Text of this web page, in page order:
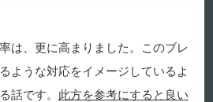
は、更に高まりました。このブレ
ような対応をイメージしているよ
話です。 此方を参考にすると良い